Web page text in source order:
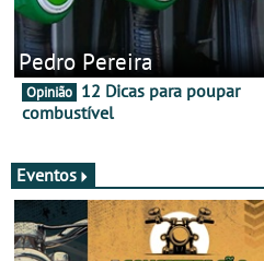
Pedro Pereira
Opinião
combustível
Eventos